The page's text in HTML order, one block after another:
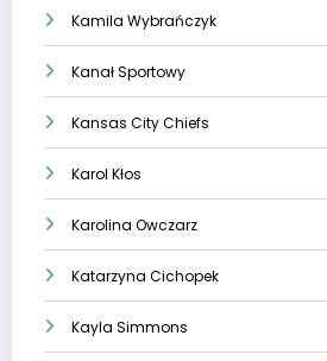
Kamila Wybrańczyk
Kanał Sportowy
Kansas City Chiefs
Karol Kłos
Karolina Owczarz
Katarzyna Cichopek
Kayla Simmons